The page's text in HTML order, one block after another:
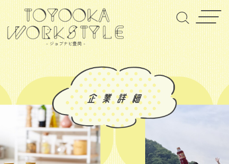
- ジョブナビ豊岡 -